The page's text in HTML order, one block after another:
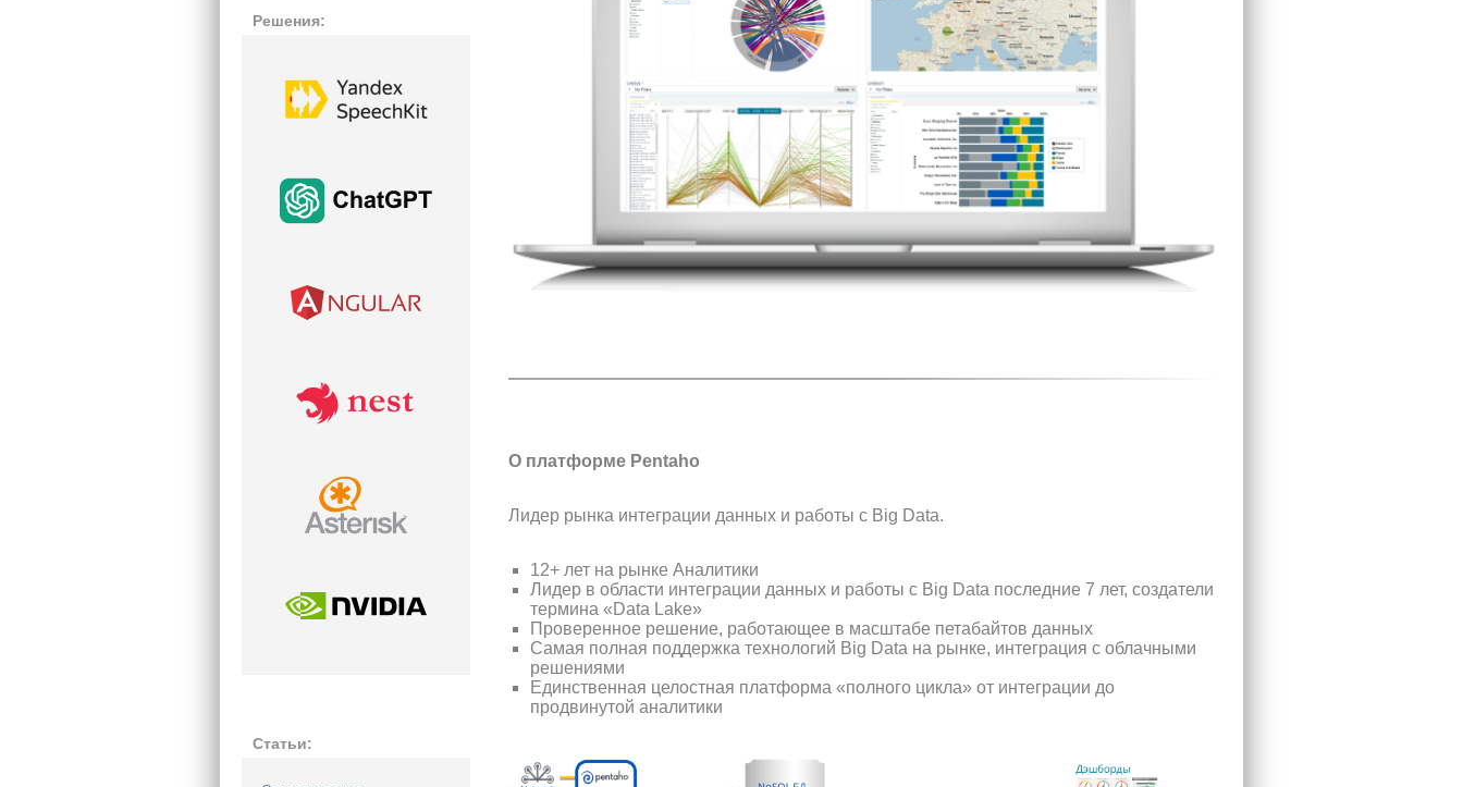
Решения:
Статьи:
О платформе Pentaho
Лидер рынка интеграции данных и работы с Big Data.
12+ лет на рынке Аналитики
Лидер в области интеграции данных и работы с Big Data последние 7 лет, создатели
термина «Data Lake»
Проверенное решение, работающее в масштабе петабайтов данных
Самая полная поддержка технологий Big Data на рынке, интеграция с облачными
решениями
Единственная целостная платформа «полного цикла» от интеграции до
продвинутой аналитики